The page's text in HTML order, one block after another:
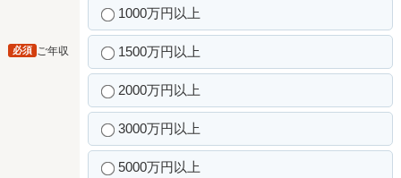
ご年収
必須
1000万円以上
1500万円以上
2000万円以上
3000万円以上
5000万円以上